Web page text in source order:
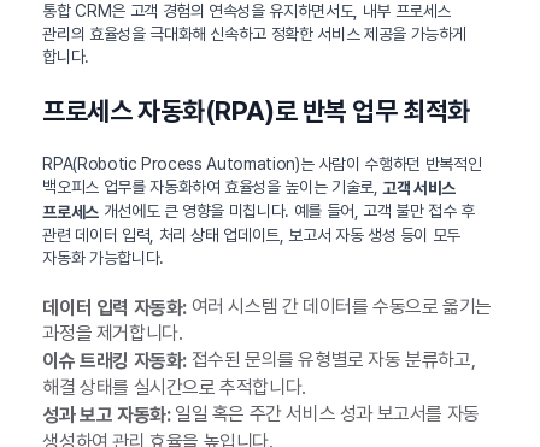
통합 CRM은 고객 경험의 연속성을 유지하면서도, 내부 프로세스
관리의 효율성을 극대화해 신속하고 정확한 서비스 제공을 가능하게
합니다.
프로세스 자동화(RPA)로 반복 업무 최적화
RPA(Robotic Process Automation)는 사람이 수행하던 반복적인
백오피스 업무를 자동화하여 효율성을 높이는 기술로, 고객 서비스
프로세스개선에도 큰 영향을 미칩니다. 예를 들어, 고객 불만 접수 후
관련 데이터 입력, 처리 상태 업데이트, 보고서 자동 생성 등이 모두
자동화 가능합니다.
데이터 입력 자동화:여러 시스템 간 데이터를 수동으로 옮기는
과정을 제거합니다.
이슈 트래킹 자동화:접수된 문의를 유형별로 자동 분류하고,
해결 상태를 실시간으로 추적합니다.
성과 보고 자동화:일일 혹은 주간 서비스 성과 보고서를 자동
생성하여 관리 효율을 높입니다.